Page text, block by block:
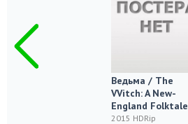
Ведьма / The
VVitch: A New-
England Folktale
2015 HDRip